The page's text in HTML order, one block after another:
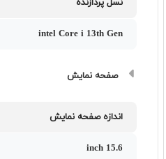
نسل پردازنده
intel Core i 13th Gen
صفحه نمایش
اندازه صفحه نمایش
15.6 inch